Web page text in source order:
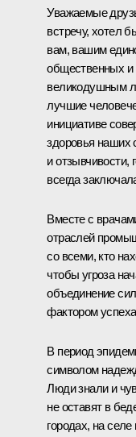
Уважаемые
встречу, хотел
вам, вашим
общественных и
великодушным
лучшие
инициативе
здоровья наших
и отзывчивости,
всегда
Вместе с
отраслей
со всеми, кто
чтобы угроза
объединение
фактором
В период
символом
Люди знали и
не оставят в
городах, на